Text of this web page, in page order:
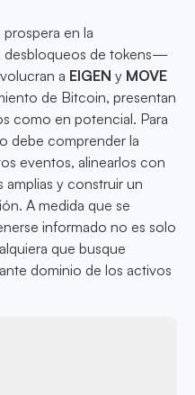
en la
desbloqueos de tokens—
a EIGEN y MOVE
de Bitcoin, presentan
como en potencial. Para
debe comprender la
eventos, alinearlos con
amplias y construir un
A medida que se
informado no es solo
que busque
dominio de los activos